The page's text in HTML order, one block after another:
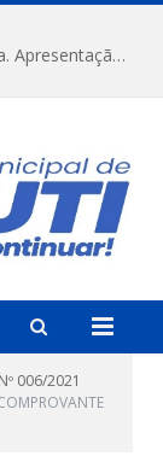
FESTRIBAL 2026 – No Coração da Amazônia. Apresentação da Munduruku.
006/2021